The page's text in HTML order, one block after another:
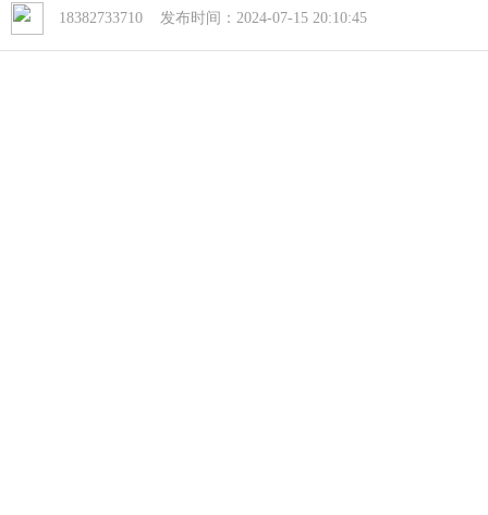
18382733710 发布时间：2024-07-15 20:10:45